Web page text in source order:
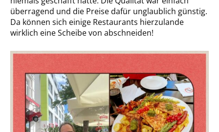
überragend und die Preise dafür unglaublich günstig.
Da können sich einige Restaurants hierzulande
wirklich eine Scheibe von abschneiden!